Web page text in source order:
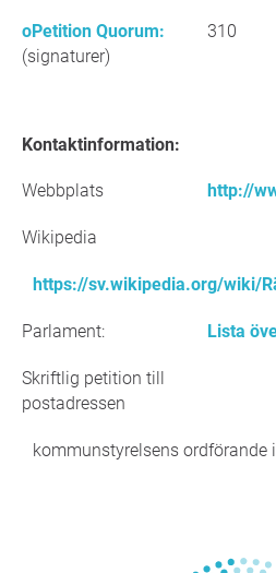
oPetition Quorum:
(signaturer)
310
Kontaktinformation:
Webbplats http://
Wikipedia
https://sv.wikipedia.org/wiki/
Parlament: Lista
Skriftlig petition till
postadressen
kommunstyrelsens ordförande